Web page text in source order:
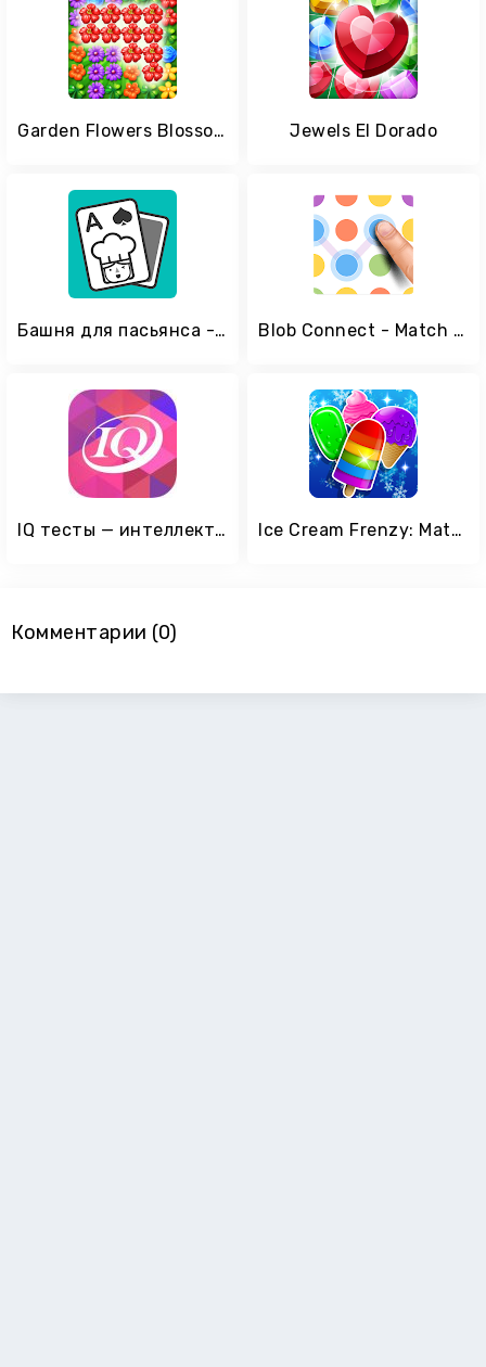
Garden Flowers Blossom Jewels El Dorado
Башня для пасьянса - Топ-карточная игра Blob Connect - Match Game
IQ тесты — интеллект и логика Ice Cream Frenzy: Match 3 Game
Комментарии (0)